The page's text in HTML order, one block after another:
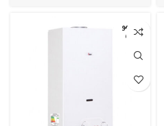
اتمام مو
جودی